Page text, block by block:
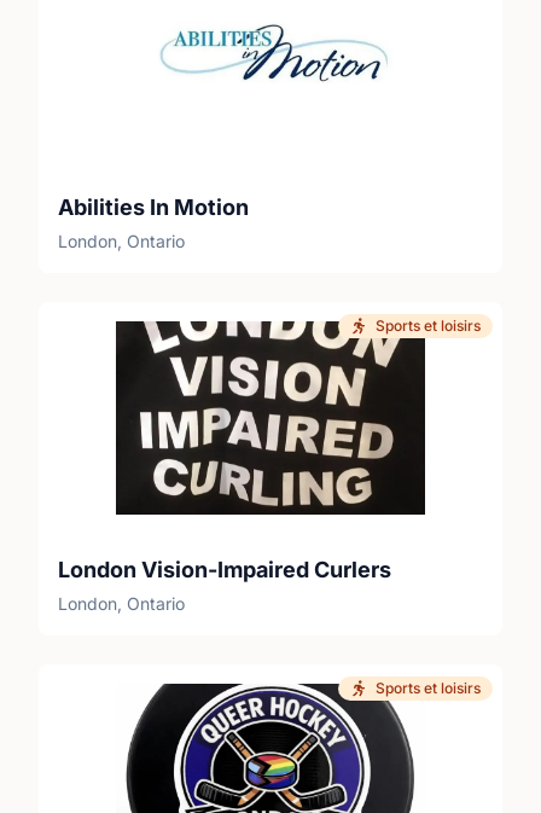
Abilities In Motion
London, Ontario
Sports et loisirs
London Vision-Impaired Curlers
London, Ontario
Sports et loisirs